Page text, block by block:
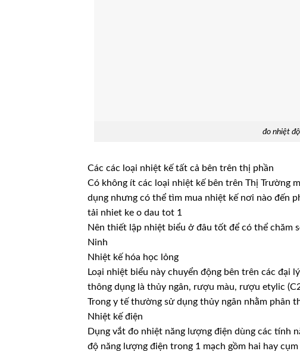
đo nhiệt
Các các loại nhiệt kế tất cả bên trên thị phần
Có không ít các loại nhiệt kế bên trên Thị Trường
dụng nhưng có thể tìm mua nhiệt kế nơi nào đến
tải nhiet ke o dau tot 1
Nên thiết lập nhiệt biểu ở đâu tốt để có thể chăm
Ninh
Nhiệt kế hóa học lỏng
Loại nhiệt biểu này chuyển động bên trên các đại
thông dụng là thủy ngân, rượu màu, rượu etylic
Trong y tế thường sử dụng thủy ngân nhằm phân
Nhiệt kế điện
Dụng vắt đo nhiệt năng lượng điện dùng các tính
độ năng lượng điện trong 1 mạch gồm hai hay